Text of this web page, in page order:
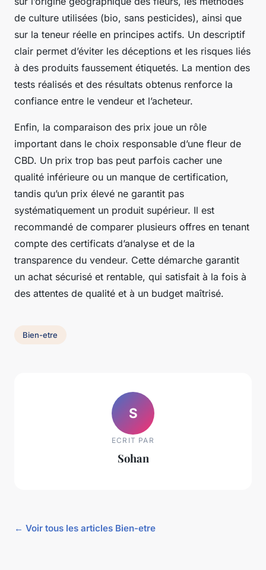
de culture utilisées (bio, sans pesticides), ainsi que
sur la teneur réelle en principes actifs. Un descriptif
clair permet d’éviter les déceptions et les risques liés
à des produits faussement étiquetés. La mention des
tests réalisés et des résultats obtenus renforce la
confiance entre le vendeur et l’acheteur.
Enfin, la comparaison des prix joue un rôle
important dans le choix responsable d’une fleur de
CBD. Un prix trop bas peut parfois cacher une
qualité inférieure ou un manque de certification,
tandis qu’un prix élevé ne garantit pas
systématiquement un produit supérieur. Il est
recommandé de comparer plusieurs offres en tenant
compte des certificats d’analyse et de la
transparence du vendeur. Cette démarche garantit
un achat sécurisé et rentable, qui satisfait à la fois à
des attentes de qualité et à un budget maîtrisé.
Bien-etre
S
ECRIT PAR
Sohan
← Voir tous les articles Bien-etre